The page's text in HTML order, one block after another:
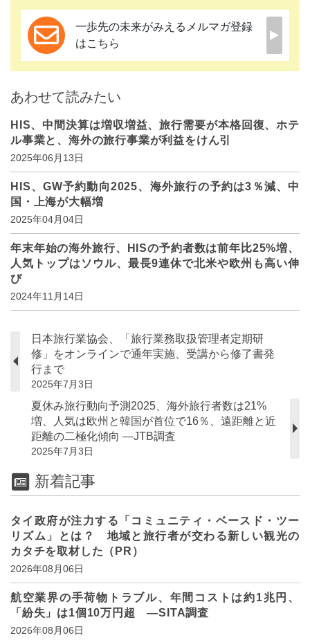
一歩先の未来がみえるメルマガ登録
はこちら
あわせて読みたい
HIS、中間決算は増収増益、旅行需要が本格回復、ホテ
ル事業と、海外の旅行事業が利益をけん引
2025年06月13日
HIS、GW予約動向2025、海外旅行の予約は3％減、中
国・上海が大幅増
2025年04月04日
年末年始の海外旅行、HISの予約者数は前年比25%増、
人気トップはソウル、最長9連休で北米や欧州も高い伸
び
2024年11月14日
日本旅行業協会、「旅行業務取扱管理者定期研
修」をオンラインで通年実施、受講から修了書発
行まで
2025年7月3日
夏休み旅行動向予測2025、海外旅行者数は21%
増、人気は欧州と韓国が首位で16％、遠距離と近
距離の二極化傾向 ―JTB調査
2025年7月3日
新着記事
タイ政府が注力する「コミュニティ・ベースド・ツー
リズム」とは？ 地域と旅行者が交わる新しい観光の
カタチを取材した（PR）
2026年08月06日
航空業界の手荷物トラブル、年間コストは約1兆円、
「紛失」は1個10万円超 ―SITA調査
2026年08月06日